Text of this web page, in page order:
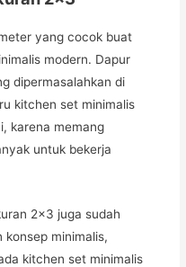
yang cocok buat
modern. Dapur
dipermasalahkan di
kitchen set minimalis
karena memang
untuk bekerja
2×3 juga sudah
konsep minimalis,
kitchen set minimalis